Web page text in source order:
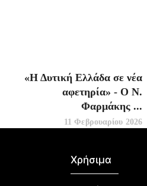
«Η Δυτική Ελλάδα σε νέα
αφετηρία» - Ο Ν.
Φαρμάκης ...
11 Φεβρουαρίου 2026
Χρήσιμα